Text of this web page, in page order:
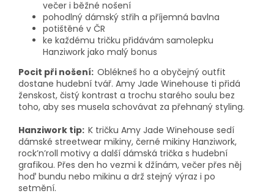
večer i běžné nošení
pohodlný dámský střih a příjemná bavlna
potištěné v ČR
ke každému tričku přidávám samolepku
Hanziwork jako malý bonus
Pocit při nošení: Oblékneš ho a obyčejný outfit
dostane hudební tvář. Amy Jade Winehouse ti přidá
ženskost, čistý kontrast a trochu starého soulu bez
toho, aby ses musela schovávat za přehnaný styling.
Hanziwork tip: K tričku Amy Jade Winehouse sedí
dámské streetwear mikiny, černé mikiny Hanziwork,
rock’n’roll motivy a další dámská trička s hudební
grafikou. Přes den ho vezmi k džínám, večer přes něj
hoď bundu nebo mikinu a drž stejný výraz i po
setmění.